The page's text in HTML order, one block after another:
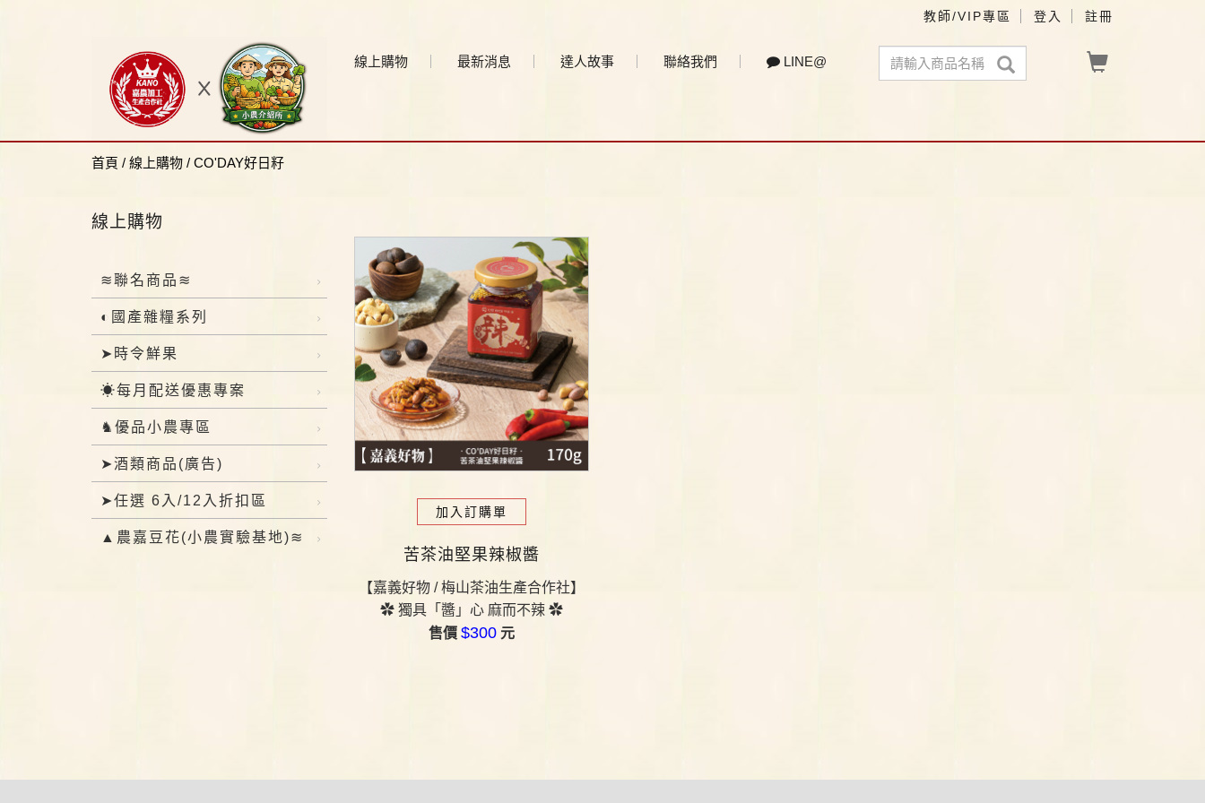
教師/VIP專區 登入 註冊
線上購物 最新消息 達人故事 聯絡我們 LINE@
首頁 / 線上購物 / CO'DAY好日籽
線上購物
≋聯名商品≋
◐國產雜糧系列
➤時令鮮果
☀每月配送優惠專案
♞優品小農專區
➤酒類商品(廣告)
➤任選 6入/12入折扣區
▲農嘉豆花(小農實驗基地)≋
加入訂購單
苦茶油堅果辣椒醬
【嘉義好物 /梅山茶油生產合作社】
✿ 獨具「醬」 心 麻而不辣 ✿
售價 $300 元